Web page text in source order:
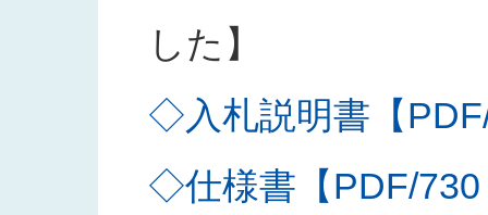
した】
◇入札説明書【
◇仕様書【PDF/730